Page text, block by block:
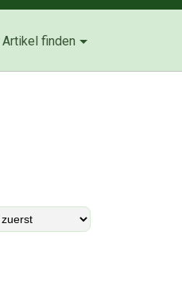
Artikel finden